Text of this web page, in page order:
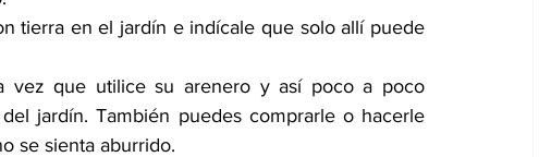
tierra en el jardín e indícale que solo allí puede
vez que utilice su arenero y así poco a poco
jardín. También puedes comprarle o hacerle
se sienta aburrido.